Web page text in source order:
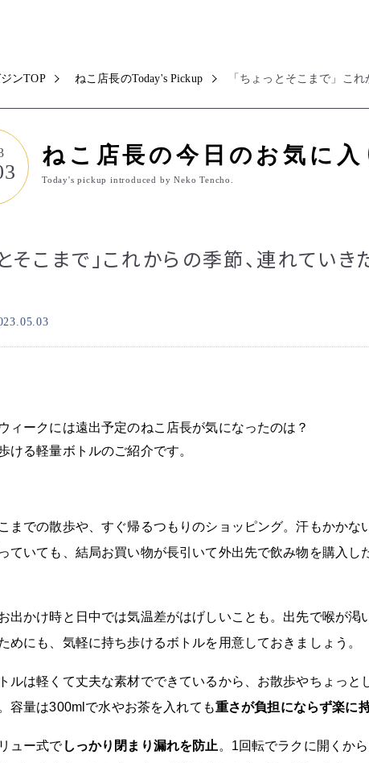
ンTOP ねこ店長のToday's Pickup 「ちょっとそこまで」こ
ねこ店長の今日のお気に入
Today's pickup introduced by Neko Tencho.
とそこまで」これからの季節、連れてい
ィークには遠出予定のねこ店長が気になったのは？
ける軽量ボトルのご紹介です。
までの散歩や、すぐ帰るつもりのショッピング。汗もかかな
ていても、結局お買い物が長引いて外出先で飲み物を購入し
出かけ時と日中では気温差がはげしいことも。出先で喉が渇
めにも、気軽に持ち歩けるボトルを用意しておきましょう。
ルは軽くて丈夫な素材でできているから、お散歩やちょっと
容量は300mlで水やお茶を入れても重さが負担にならず楽に
ュー式でしっかり閉まり漏れを防止 。1回転でラクに開くか